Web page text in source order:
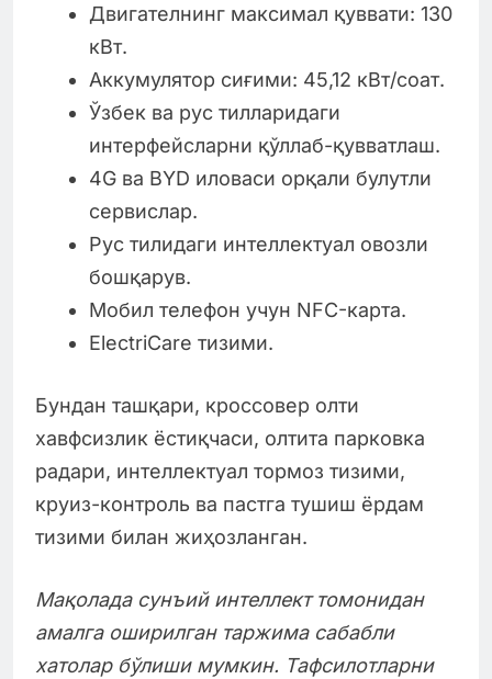
Двигателнинг максимал қуввати: 130
кВт.
Аккумулятор сиғими: 45,12 кВт/соат.
Ўзбек ва рус тилларидаги
интерфейсларни қўллаб-қувватлаш.
4G ва BYD иловаси орқали булутли
сервислар.
Рус тилидаги интеллектуал овозли
бошқарув.
Мобил телефон учун NFC-карта.
ElectriCare тизими.
Бундан ташқари, кроссовер олти
хавфсизлик ёстиқчаси, олтита парковка
радари, интеллектуал тормоз тизими,
круиз-контроль ва пастга тушиш ёрдам
тизими билан жиҳозланган.
Мақолада сунъий интеллект томонидан
амалга оширилган таржима сабабли
хатолар бўлиши мумкин. Тафсилотларни